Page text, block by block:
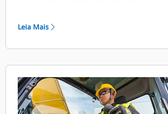
combustível em excesso, além de
equivalentes ao Tier 3 da EPA dos
EUA e Estágio IIIA da UE.
A bomba hidráulica principal é
controlada eletronicamente e
Leia Mais